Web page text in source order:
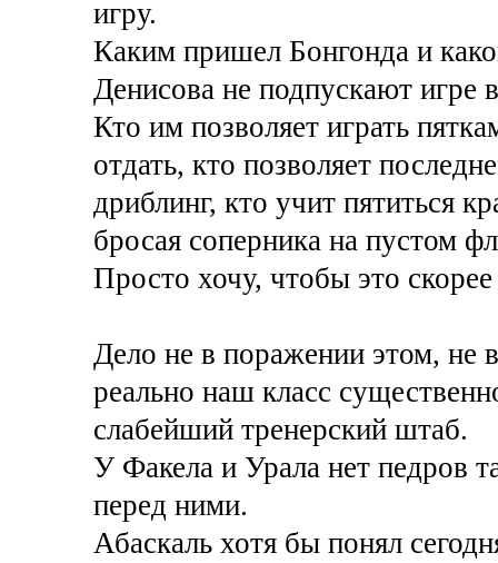
игру.
Каким пришел Бонгонда и
Денисова не подпускают игре
Кто им позволяет играть
отдать, кто позволяет
дриблинг, кто учит пятиться
бросая соперника на пустом
Просто хочу, чтобы это скорее
Дело не в поражении этом, не
реально наш класс
слабейший тренерский штаб.
У Факела и Урала нет педров
перед ними.
Абаскаль хотя бы понял